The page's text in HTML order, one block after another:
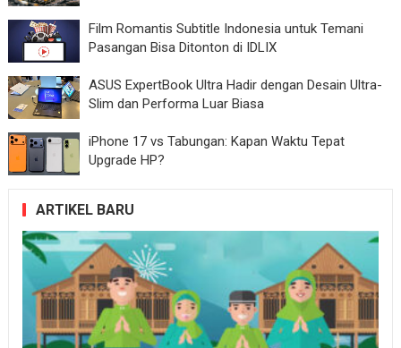
Film Romantis Subtitle Indonesia untuk Temani
Pasangan Bisa Ditonton di IDLIX
ASUS ExpertBook Ultra Hadir dengan Desain Ultra-
Slim dan Performa Luar Biasa
iPhone 17 vs Tabungan: Kapan Waktu Tepat
Upgrade HP?
ARTIKEL BARU